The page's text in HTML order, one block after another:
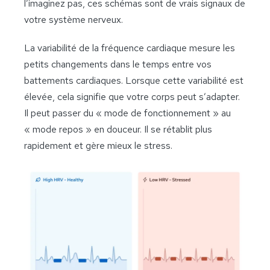
l’imaginez pas, ces schémas sont de vrais signaux de
votre système nerveux.
La variabilité de la fréquence cardiaque mesure les
petits changements dans le temps entre vos
battements cardiaques. Lorsque cette variabilité est
élevée, cela signifie que votre corps peut s’adapter.
Il peut passer du « mode de fonctionnement » au
« mode repos » en douceur. Il se rétablit plus
rapidement et gère mieux le stress.